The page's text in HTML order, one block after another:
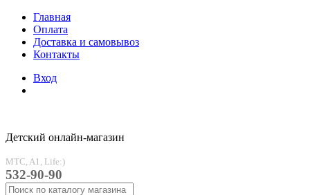
Главная
Оплата
Доставка и самовывоз
Контакты
Вход
Детский онлайн-магазин
MTC, A1, Life:)
532-90-90